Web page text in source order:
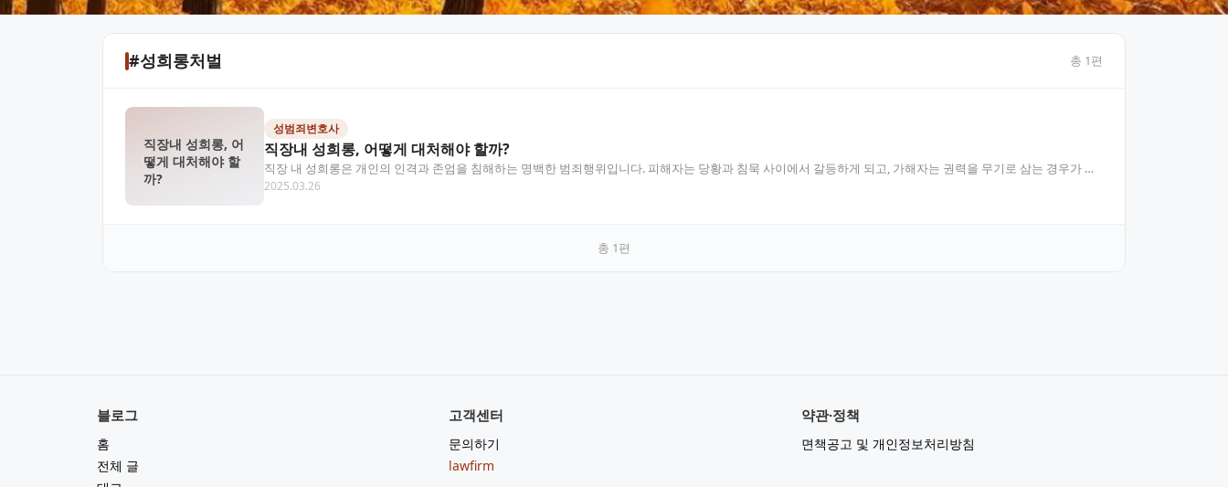
#성희롱처벌 총 1편
직장내 성희롱, 어
떻게 대처해야 할
까?
성범죄변호사
직장내 성희롱, 어떻게 대처해야 할까?
직장 내 성희롱은 개인의 인격과 존엄을 침해하는 명백한 범죄행위입니다. 피해자는 당황과 침묵 사이에서 갈등하게 되고, 가해자는 권력을 무기로 삼는 경우가 많
습니다. 이 글에서는 성…
2025.03.26
총 1편
블로그
홈
전체 글
고객센터
문의하기
lawfirm
약관·정책
면책공고 및 개인정보처리방침